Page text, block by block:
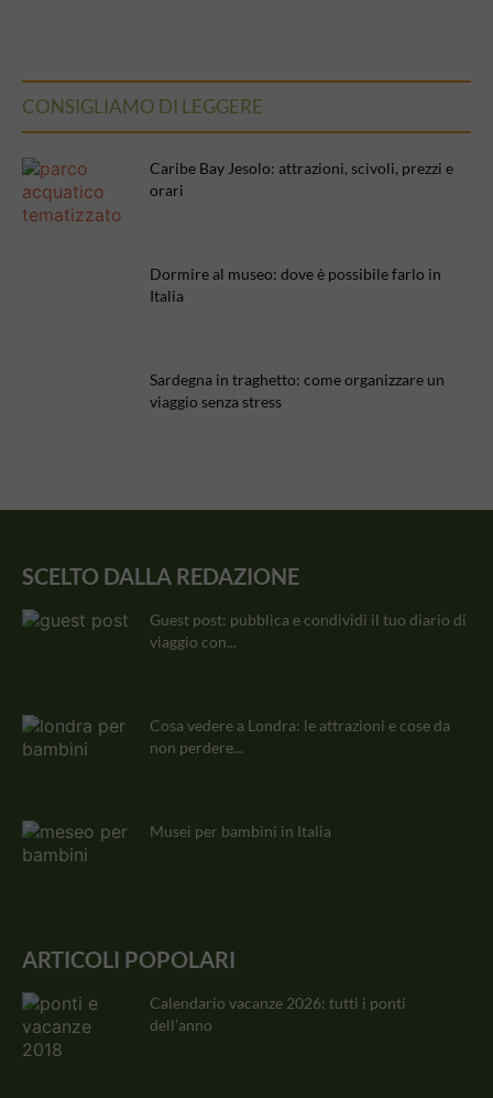
CONSIGLIAMO DI LEGGERE
Caribe Bay Jesolo: attrazioni, scivoli, prezzi e
orari
Dormire al museo: dove è possibile farlo in
Italia
Sardegna in traghetto: come organizzare un
viaggio senza stress
SCELTO DALLA REDAZIONE
Guest post: pubblica e condividi il tuo diario di
viaggio con...
Cosa vedere a Londra: le attrazioni e cose da
non perdere...
Musei per bambini in Italia
ARTICOLI POPOLARI
Calendario vacanze 2026: tutti i ponti
dell’anno